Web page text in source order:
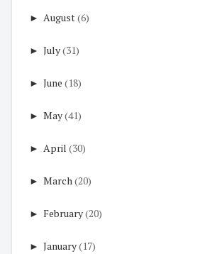
► August(6)
► July(31)
► June (18)
► May(41)
► April (30)
► March(20)
► February(20)
► January(17)